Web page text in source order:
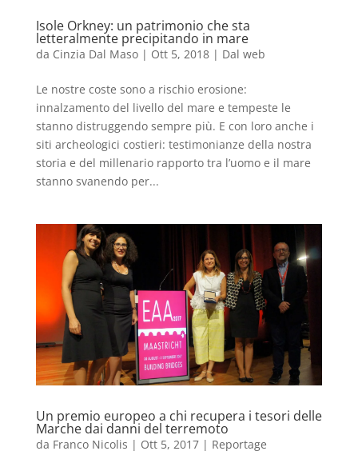
Isole Orkney: un patrimonio che sta
letteralmente precipitando in mare
da Cinzia Dal Maso| Ott 5, 2018| Dal web
Le nostre coste sono a rischio erosione:
innalzamento del livello del mare e tempeste le
stanno distruggendo sempre più. E con loro anche i
siti archeologici costieri: testimonianze della nostra
storia e del millenario rapporto tra l’uomo e il mare
stanno svanendo per...
Un premio europeo a chi recupera i tesori delle
Marche dai danni del terremoto
da Franco Nicolis | Ott 5, 2017| Reportage